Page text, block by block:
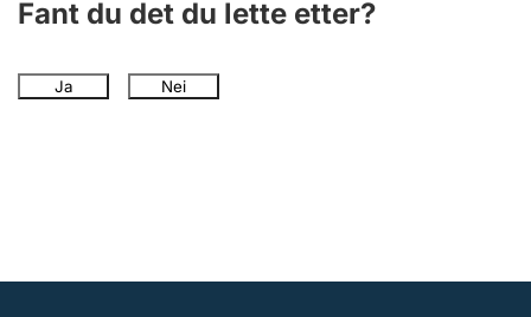
Fant du det du lette etter?
Ja Nei